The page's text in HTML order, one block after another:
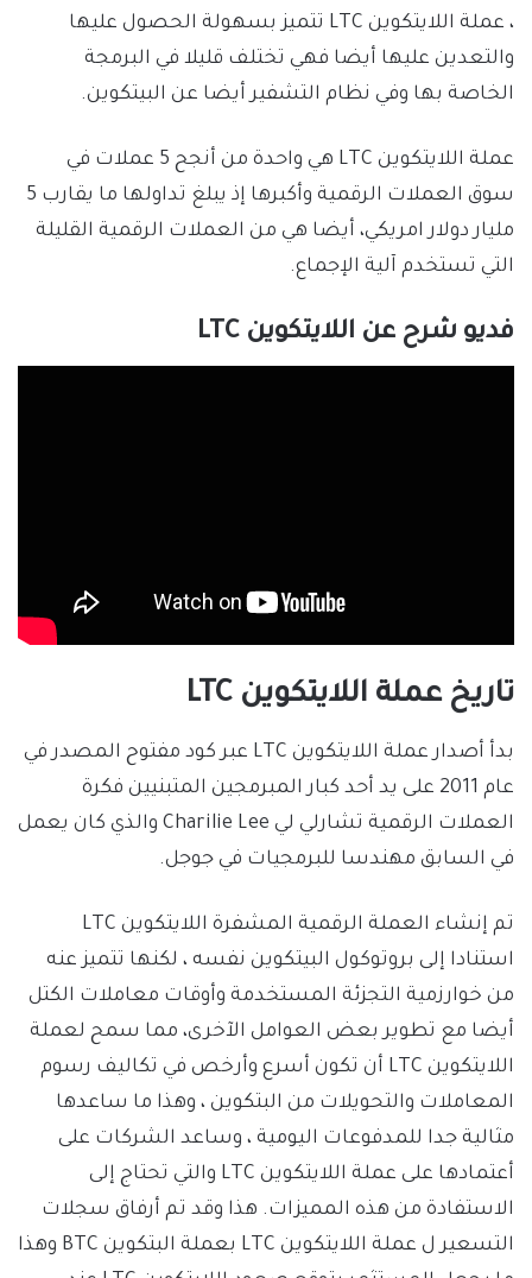
، عملة اللايتكوين LTC تتميز بسهولة الحصول عليها
والتعدين عليها أيضا فهي تختلف قليلا في البرمجة
الخاصة بها وفي نظام التشفير أيضا عن البيتكوين.
عملة اللايتكوين LTC هي واحدة من أنجح 5 عملات في
سوق العملات الرقمية وأكبرها إذ يبلغ تداولها ما يقارب 5
مليار دولار امريكي، أيضا هي من العملات الرقمية القليلة
التي تستخدم آلية الإجماع.
فديو شرح عن اللايتكوين LTC
تاريخ عملة اللايتكوين LTC
بدأ أصدار عملة اللايتكوين LTC عبر كود مفتوح المصدر في
عام 2011 على يد أحد كبار المبرمجين المتبنيين فكرة
العملات الرقمية تشارلي لي Charilie Lee والذي كان يعمل
في السابق مهندسا للبرمجيات في جوجل.
تم إنشاء العملة الرقمية المشفرة اللايتكوين LTC
استنادا إلى بروتوكول البيتكوين نفسه ، لكنها تتميز عنه
من خوارزمية التجزئة المستخدمة وأوقات معاملات الكتل
أيضا مع تطوير بعض العوامل الآخرى، مما سمح لعملة
اللايتكوين LTC أن تكون أسرع وأرخص في تكاليف رسوم
المعاملات والتحويلات من البتكوين ، وهذا ما ساعدها
مثالية جدا للمدفوعات اليومية ، وساعد الشركات على
أعتمادها على عملة اللايتكوين LTC والتي تحتاج إلى
الاستفادة من هذه المميزات. هذا وقد تم أرفاق سجلات
التسعير ل عملة اللايتكوين LTC بعملة البتكوين BTC وهذا